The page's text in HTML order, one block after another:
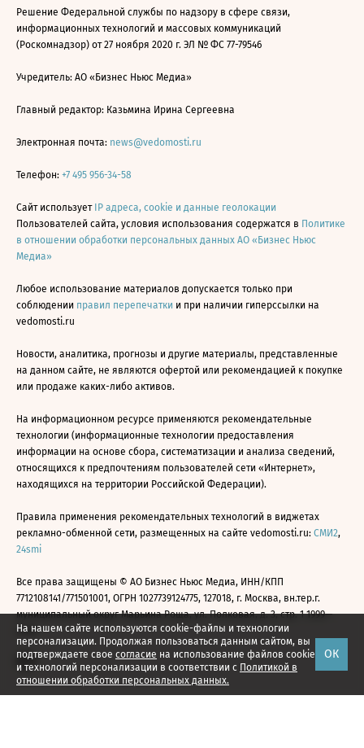
На нашем сайте используются cookie-файлы и технологии
персонализации. Продолжая пользоваться данным сайтом, вы
подтверждаете свое согласие на использование файлов cookie
и технологий персонализации в соответствии с Политикой в
отношении обработки персональных данных.
ОК
Решение Федеральной службы по надзору в сфере связи,
информационных технологий и массовых коммуникаций
(Роскомнадзор) от 27 ноября 2020 г. ЭЛ № ФС 77-79546
Учредитель: АО «Бизнес Ньюс Медиа»
Главный редактор: Казьмина Ирина Сергеевна
Электронная почта: news@vedomosti.ru
Телефон: +7 495 956-34-58
Сайт использует IP адреса, cookie и данные геолокации
Пользователей сайта, условия использования содержатся в Политике
в отношении обработки персональных данных АО «Бизнес Ньюс
Медиа»
Любое использование материалов допускается только при
соблюдении правил перепечатки и при наличии гиперссылки на
vedomosti.ru
Новости, аналитика, прогнозы и другие материалы, представленные
на данном сайте, не являются офертой или рекомендацией к покупке
или продаже каких-либо активов.
На информационном ресурсе применяются рекомендательные
технологии (информационные технологии предоставления
информации на основе сбора, систематизации и анализа сведений,
относящихся к предпочтениям пользователей сети «Интернет»,
находящихся на территории Российской Федерации).
Правила применения рекомендательных технологий в виджетах
рекламно-обменной сети, размещенных на сайте vedomosti.ru: СМИ2,
24smi
Все права защищены © АО Бизнес Ньюс Медиа, ИНН/КПП
7712108141/771501001, ОГРН 1027739124775, 127018, г. Москва, вн.тер.г.
муниципальный округ Марьина Роща, ул. Полковая, д. 3, стр. 1 1999—
2026